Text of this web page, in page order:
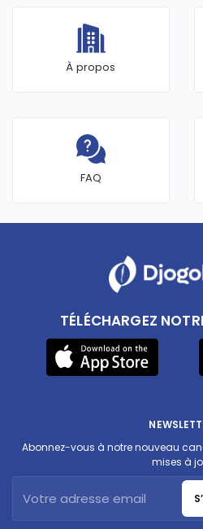
À propos
FAQ
TÉLÉCHARGEZ
Abonnez-vous à notre nouveau
mises à